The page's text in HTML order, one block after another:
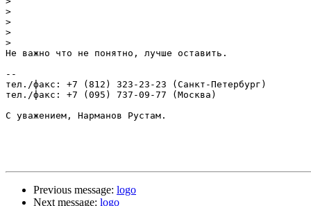
>
>
>
>
Не важно что не понятно, лучше оставить.
--
тел./факс: +7 (812) 323-23-23 (Санкт-Петербург)
тел./факс: +7 (095) 737-09-77 (Москва)
С уважением, Нарманов Рустам.
Previous message: logo
Next message: logo